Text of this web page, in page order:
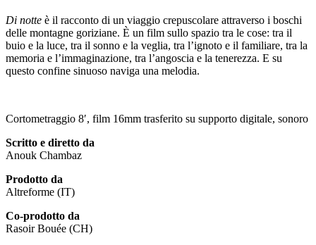
Di notte è il racconto di un viaggio crepuscolare attraverso i boschi
delle montagne goriziane. È un film sullo spazio tra le cose: tra il
buio e la luce, tra il sonno e la veglia, tra l’ignoto e il familiare, tra la
memoria e l’immaginazione, tra l’angoscia e la tenerezza. E su
questo confine sinuoso naviga una melodia.
Cortometraggio 8′, film 16mm trasferito su supporto digitale, sonoro
Scritto e diretto da
Anouk Chambaz
Prodotto da
Altreforme (IT)
Co-prodotto da
Rasoir Bouée (CH)